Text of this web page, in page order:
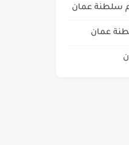
سلطنة عمان
عمان